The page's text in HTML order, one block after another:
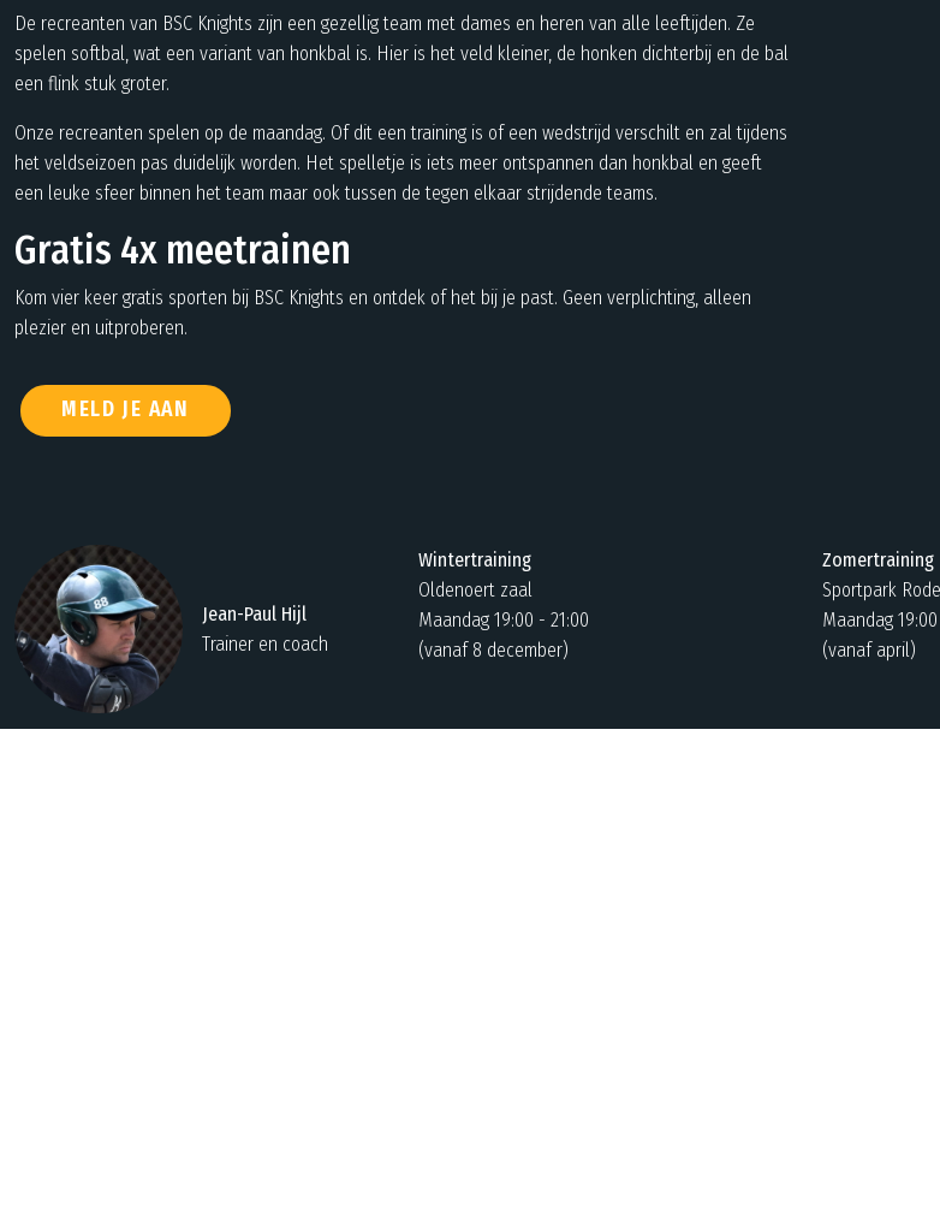
De recreanten van BSC Knights zijn een gezellig team met dames en heren van alle leeftijden. Ze
spelen softbal, wat een variant van honkbal is. Hier is het veld kleiner, de honken dichterbij en de bal
een flink stuk groter.
Onze recreanten spelen op de maandag. Of dit een training is of een wedstrijd verschilt en zal tijdens
het veldseizoen pas duidelijk worden. Het spelletje is iets meer ontspannen dan honkbal en geeft
een leuke sfeer binnen het team maar ook tussen de tegen elkaar strijdende teams.
Gratis 4x meetrainen
Kom vier keer gratis sporten bij BSC Knights en ontdek of het bij je past. Geen verplichting, alleen
plezier en uitproberen.
MELD JE AAN
Jean-Paul Hijl
Trainer en coach
Wintertraining
Oldenoert zaal
Maandag 19:00 - 21:00
(vanaf 8 december)
Zomertraining
Sportpark
Maandag
(vanaf april)